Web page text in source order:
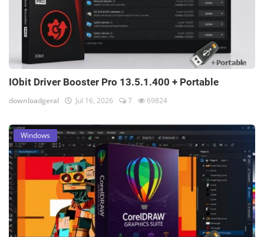
IObit Driver Booster Pro 13.5.1.400 + Portable
downloadgeral Jul 16, 2026 7 69824
Windows